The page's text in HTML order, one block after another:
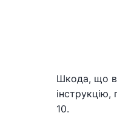
Шкода, що
10.